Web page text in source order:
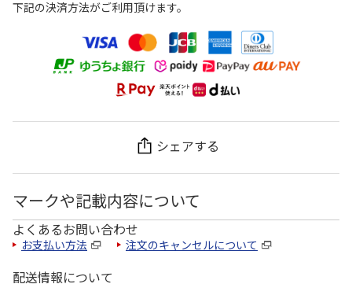
下記の決済方法がご利用頂けます。
シェアする
マークや記載内容について
よくあるお問い合わせ
お支払い方法 注文のキャンセルについて
配送情報について